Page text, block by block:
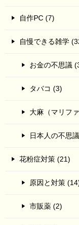
自作PC (7)
自慢できる雑学
お金の不思議
タバコ (3)
大麻（マリフ
日本人の不思
花粉症対策 (21)
原因と対策
市販薬 (2)